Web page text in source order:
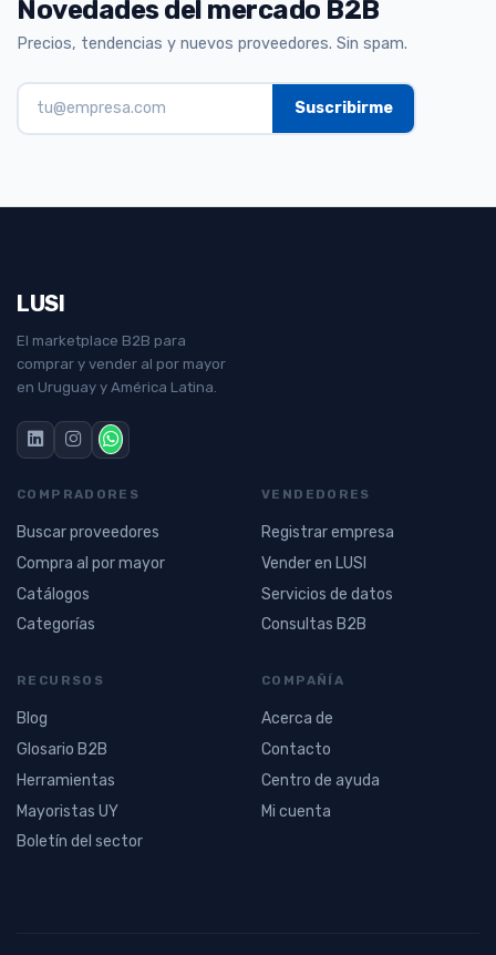
Novedades del mercado B2B
Precios, tendencias y nuevos proveedores. Sin spam.
LUSI
El marketplace B2B para
comprar y vender al por mayor
en Uruguay y América Latina.
COMPRADORES
Buscar proveedores
Compra al por mayor
Catálogos
Categorías
VENDEDORES
Registrar empresa
Vender en LUSI
Servicios de datos
Consultas B2B
RECURSOS
Blog
Glosario B2B
Herramientas
Mayoristas UY
Boletín del sector
COMPAÑÍA
Acerca de
Contacto
Centro de ayuda
Mi cuenta